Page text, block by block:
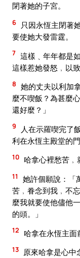
閉著她的子宮。
6
只因永恆主閉著
要使她大發雷霆。
7 這樣﹑年年都是
這樣惹她發怒﹐以
8 她的丈夫以利加
麼不喫飯？為甚麼
還好麼？」
9
人在示羅喫完了
利在永恆主殿堂的
10 哈拿心裡愁苦﹐
11
她許個願說：「
苦﹐眷念到我﹐不
麼我就要使他儘他
的頭。」
12 哈拿在永恆主面
13 原來哈拿是心中